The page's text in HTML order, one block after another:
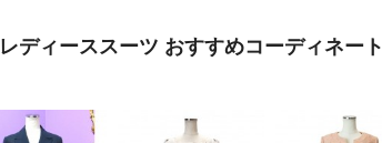
レディーススーツ おすすめコーディネート